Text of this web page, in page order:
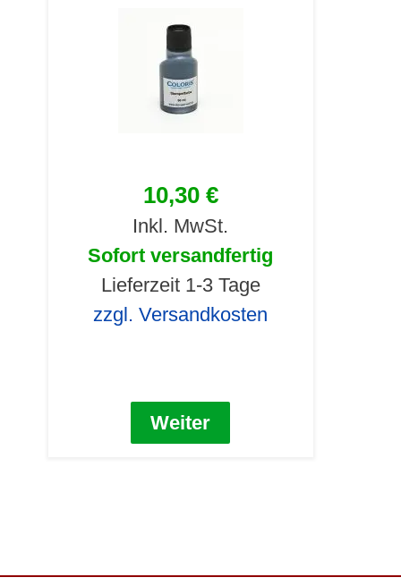
10,30 €
Inkl. MwSt.
Sofort versandfertig
Lieferzeit 1-3 Tage
zzgl. Versandkosten
Weiter